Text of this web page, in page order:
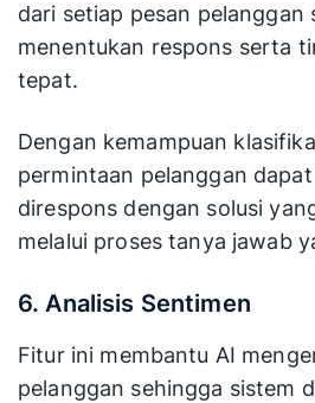
dari setiap pesan pelanggan
menentukan respons serta
tepat.
Dengan kemampuan
permintaan pelanggan
direspons dengan solusi
melalui proses tanya jawab
6. Analisis Sentimen
Fitur ini membantu AI
pelanggan sehingga sistem